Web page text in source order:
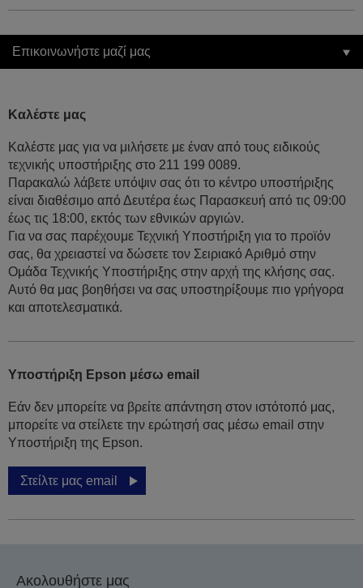
Επικοινωνήστε μαζί μας
Καλέστε μας
Καλέστε μας για να μιλήσετε με έναν από τους ειδικούς
τεχνικής υποστήριξης στο 211 199 0089.
Παρακαλώ λάβετε υπόψιν σας ότι το κέντρο υποστήριξης
είναι διαθέσιμο από Δευτέρα έως Παρασκευή από τις 09:00
έως τις 18:00, εκτός των εθνικών αργιών.
Για να σας παρέχουμε Τεχνική Υποστήριξη για το προϊόν
σας, θα χρειαστεί να δώσετε τον Σειριακό Αριθμό στην
Ομάδα Τεχνικής Υποστήριξης στην αρχή της κλήσης σας.
Αυτό θα μας βοηθήσει να σας υποστηρίξουμε πιο γρήγορα
και αποτελεσματικά.
Υποστήριξη Epson μέσω email
Εάν δεν μπορείτε να βρείτε απάντηση στον ιστότοπό μας,
μπορείτε να στείλετε την ερώτησή σας μέσω email στην
Υποστήριξη της Epson.
Στείλτε μας email
Ακολουθήστε μας